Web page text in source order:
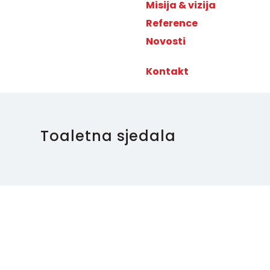
Misija & vizija
Reference
Novosti
Kontakt
Toaletna sjedala